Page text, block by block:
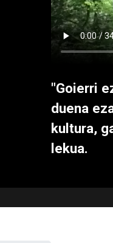
"Goierri
duena
kultura,
lekua.